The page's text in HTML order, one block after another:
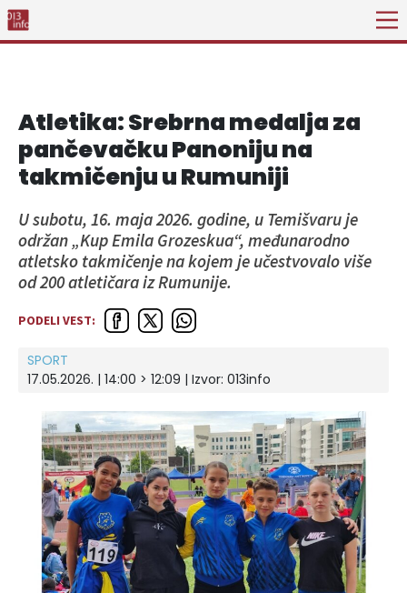
Atletika: Srebrna medalja za
pančevačku Panoniju na
takmičenju u Rumuniji
U subotu, 16. maja 2026. godine, u Temišvaru je
održan „Kup Emila Grozeskua“, međunarodno
atletsko takmičenje na kojem je učestvovalo više
od 200 atletičara iz Rumunije.
PODELI VEST:
SPORT
17.05.2026. | 14:00 > 12:09 | Izvor: 013info